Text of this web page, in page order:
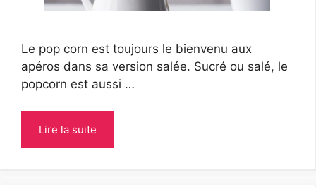
Le pop corn est toujours le bienvenu aux
apéros dans sa version salée. Sucré ou salé, le
popcorn est aussi …
Lire la suite